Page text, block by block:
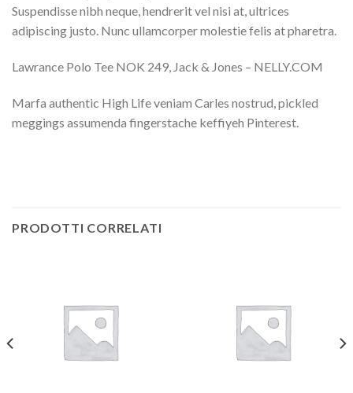
Suspendisse nibh neque, hendrerit vel nisi at, ultrices
adipiscing justo. Nunc ullamcorper molestie felis at pharetra.
Lawrance Polo Tee NOK 249, Jack & Jones – NELLY.COM
Marfa authentic High Life veniam Carles nostrud, pickled
meggings assumenda fingerstache keffiyeh Pinterest.
PRODOTTI CORRELATI